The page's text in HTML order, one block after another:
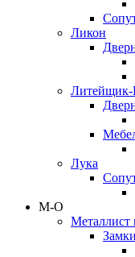
Ликон
Лука
М-О
Металлист
Замки